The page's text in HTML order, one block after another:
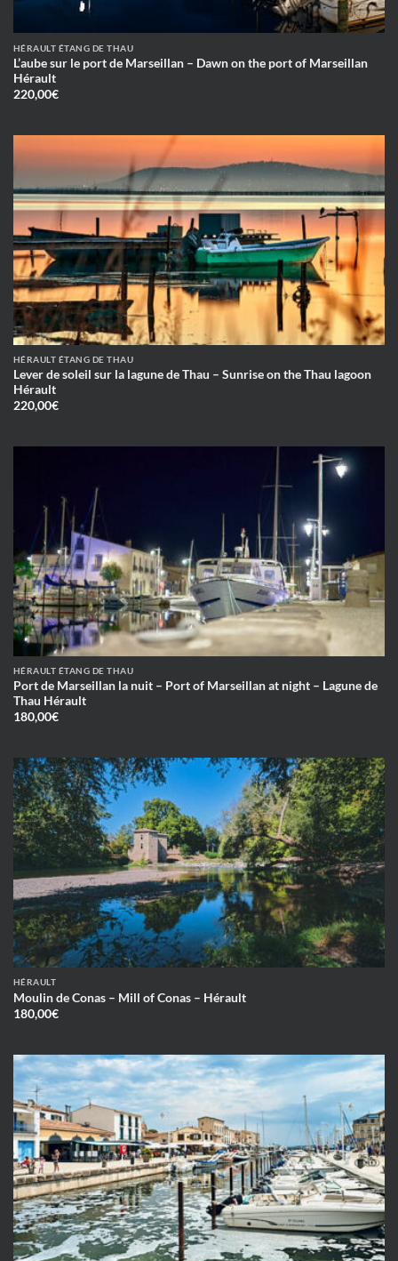
HÉRAULT ÉTANG DE THAU
L’aube sur le port de Marseillan – Dawn on the port of Marseillan
Hérault
220,00€
HÉRAULT ÉTANG DE THAU
Lever de soleil sur la lagune de Thau – Sunrise on the Thau lagoon
Hérault
220,00€
HÉRAULT ÉTANG DE THAU
Port de Marseillan la nuit – Port of Marseillan at night – Lagune de
Thau Hérault
180,00€
HÉRAULT
Moulin de Conas – Mill of Conas – Hérault
180,00€